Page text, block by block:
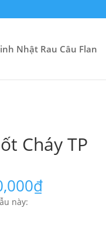
Nhật Rau Câu Flan
Cháy TP
₫Khoảng
này: